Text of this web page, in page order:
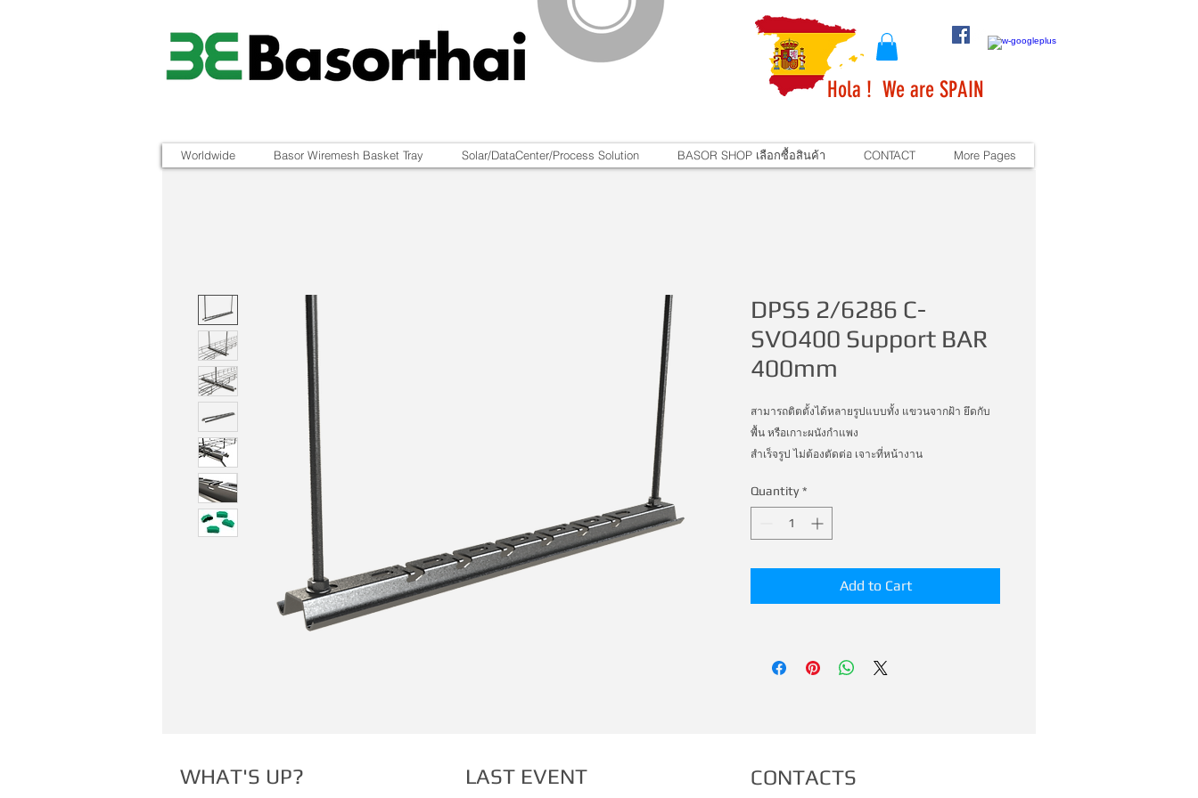
Hola ! We are SPAIN
Worldwide Basor Wiremesh Basket Tray Solar/DataCenter/Process Solution BASOR SHOP เลือกซื้อสินค้า CONTACT More Pages
DPSS 2/6286 C-
SVO400 Support BAR
400mm
สามารถติตตั้งได้หลายรูปแบบทั้ง แขวนจากฝ้า ยึดกับ
พื้น หรือเกาะผนังกำแพง
สำเร็จรูป ไม่ต้องตัดต่อ เจาะที่หน้างาน
รวดเร็วกว่า มากมาก
Quantity *
Add to Cart
WHAT'S UP? LAST EVENT CONTACTS